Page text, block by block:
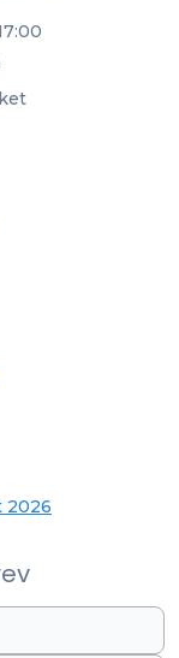
2026